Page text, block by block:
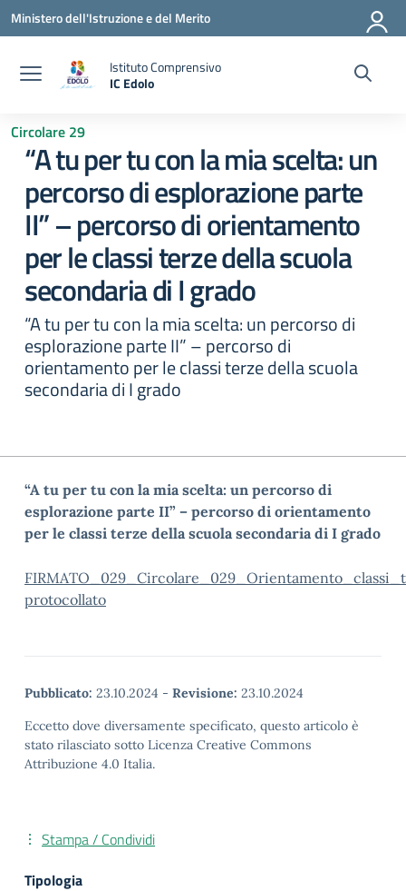
Vai ai contenuti
Vai al menu di navigazione
Vai al footer
Ministero dell'Istruzione e del Merito
Istituto Comprensivo
IC Edolo
Circolare 29
“A tu per tu con la mia scelta: un
percorso di esplorazione parte
II” – percorso di orientamento
per le classi terze della scuola
secondaria di I grado
“A tu per tu con la mia scelta: un percorso di
esplorazione parte II” – percorso di
orientamento per le classi terze della scuola
secondaria di I grado
“A tu per tu con la mia scelta: un percorso di
esplorazione parte II” – percorso di orientamento
per le classi terze della scuola secondaria di I grado
protocollato
Pubblicato: 23.10.2024 - Revisione: 23.10.2024
Eccetto dove diversamente specificato, questo articolo è
stato rilasciato sotto Licenza Creative Commons
Attribuzione 4.0 Italia.
Stampa / Condividi
Tipologia